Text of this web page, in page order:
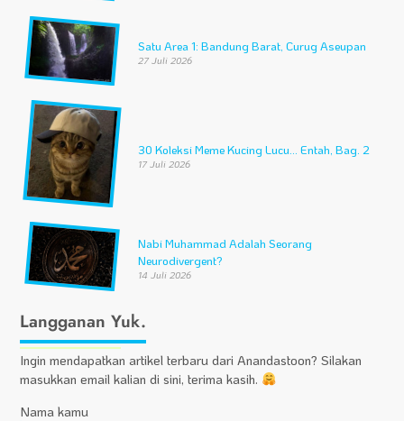
Satu Area 1: Bandung Barat, Curug Aseupan
27 Juli 2026
30 Koleksi Meme Kucing Lucu… Entah, Bag. 2
17 Juli 2026
Nabi Muhammad Adalah Seorang
Neurodivergent?
14 Juli 2026
Langganan Yuk.
Ingin mendapatkan artikel terbaru dari Anandastoon? Silakan
masukkan email kalian di sini, terima kasih.
Nama kamu